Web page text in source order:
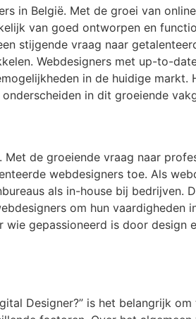
in België. Met de groei van
van goed ontworpen en
stijgende vraag naar
Webdesigners met up-to-
in de huidige markt.
in dit groeiende
de groeiende vraag naar
webdesigners toe. Als
als in-house bij bedrijven.
om hun vaardigheden
gepassioneerd is door design
Designer?” is het belangrijk